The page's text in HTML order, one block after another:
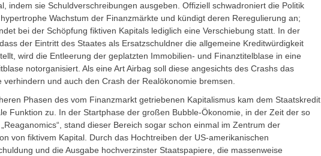
indem sie Schuldverschreibungen ausgeben. Offiziell schwadroniert die Politik
Wachstum der Finanzmärkte und kündigt deren Reregulierung an;
bei der Schöpfung fiktiven Kapitals lediglich eine Verschiebung statt. In der
der Eintritt des Staates als Ersatzschuldner die allgemeine Kreditwürdigkeit
wird die Entleerung der geplatzten Immobilien- und Finanztitelblase in eine
notorganisiert. Als eine Art Airbag soll diese angesichts des Crashs das
verhindern und auch den Crash der Realökonomie bremsen.
Phasen des vom Finanzmarkt getriebenen Kapitalismus kam dem Staatskredit
Funktion zu. In der Startphase der großen Bubble-Ökonomie, in der Zeit der so
stand dieser Bereich sogar schon einmal im Zentrum der
von fiktivem Kapital. Durch das Hochtreiben der US-amerikanischen
und die Ausgabe hochverzinster Staatspapiere, die massenweise